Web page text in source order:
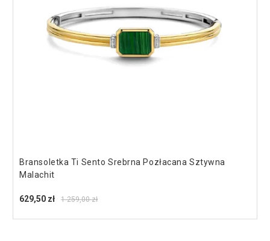
Bransoletka Ti Sento Srebrna Pozłacana Sztywna
Malachit
1 259,00 zł
629,50 zł